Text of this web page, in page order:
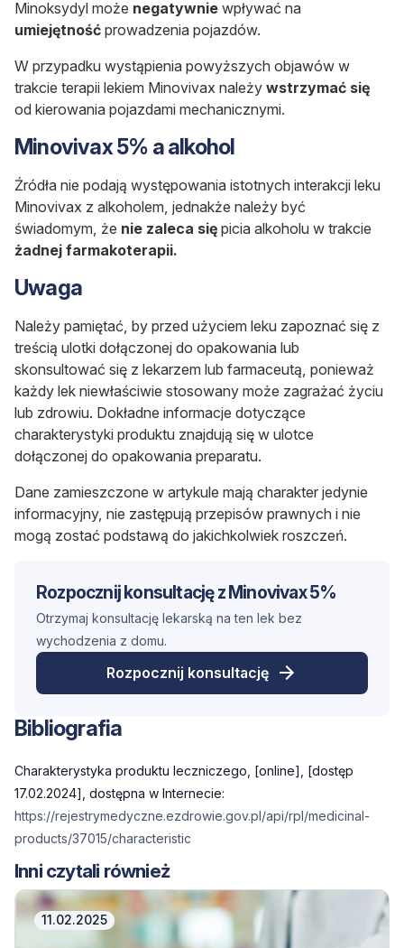
Minoksydyl może negatywnie wpływać na
umiejętność prowadzenia pojazdów.
W przypadku wystąpienia powyższych objawów w
trakcie terapii lekiem Minovivax należy wstrzymać się
od kierowania pojazdami mechanicznymi.
Minovivax 5% a alkohol
Źródła nie podają występowania istotnych interakcji leku
Minovivax z alkoholem, jednakże należy być
świadomym, że nie zaleca się picia alkoholu w trakcie
żadnej farmakoterapii.
Uwaga
Należy pamiętać, by przed użyciem leku zapoznać się z
treścią ulotki dołączonej do opakowania lub
skonsultować się z lekarzem lub farmaceutą , ponieważ
każdy lek niewłaściwie stosowany może zagrażać życiu
lub zdrowiu. Dokładne informacje dotyczące
charakterystyki produktu znajdują się w ulotce
dołączonej do opakowania preparatu.
Dane zamieszczone w artykule mają charakter jedynie
informacyjny, nie zastępują przepisów prawnych i nie
mogą zostać podstawą do jakichkolwiek roszczeń.
Rozpocznij konsultację z Minovivax 5%
Otrzymaj konsultację lekarską na ten lek bez
wychodzenia z domu.
Rozpocznij konsultację
Bibliografia
Charakterystyka produktu leczniczego, [online], [dostęp
17.02.2024], dostępna w Internecie:
https://rejestrymedyczne.ezdrowie.gov.pl/api/rpl/medicinal-
products/37015/characteristic
Inni czytali również
11.02.2025